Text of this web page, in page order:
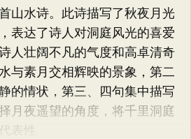
水诗。此诗描写了秋夜月光
表达了诗人对洞庭风光的喜爱
人壮阔不凡的气度和高卓清奇
与素月交相辉映的景象，第二
的情状，第三、四句集中描写
月夜遥望的角度，将千里洞庭
表性